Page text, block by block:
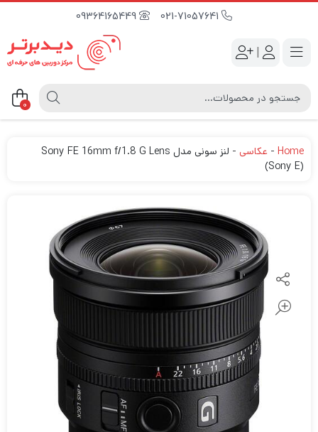
09364165449
|
0
Home
- عکاسی -
لنز سونی مدل Sony FE 16mm f/1.8 G Lens
(Sony E)